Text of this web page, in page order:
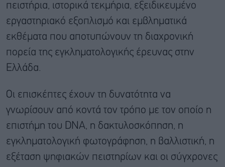
πειστήρια, ιστορικά τεκμήρια, εξειδικευμένο
εργαστηριακό εξοπλισμό και εμβληματικά
εκθέματα που αποτυπώνουν τη διαχρονική
πορεία της εγκληματολογικής έρευνας στην
Ελλάδα.
Οι επισκέπτες έχουν τη δυνατότητα να
γνωρίσουν από κοντά τον τρόπο με τον οποίο η
επιστήμη του DNA, η δακτυλοσκόπηση, η
εγκληματολογική φωτογράφηση, η βαλλιστική, η
εξέταση ψηφιακών πειστηρίων και οι σύγχρονες